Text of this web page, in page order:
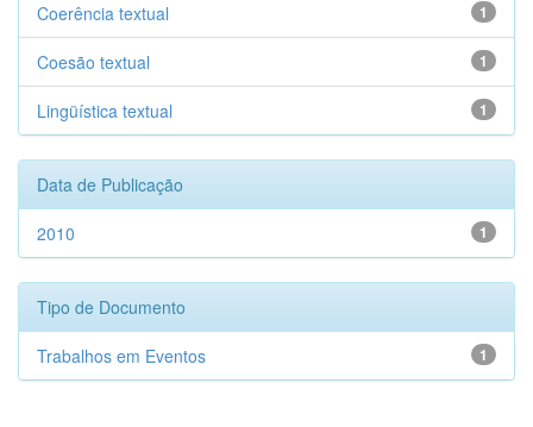
1
Coerência textual
1
Coesão textual
1
Lingüística textual
Data de Publicação
1
2010
Tipo de Documento
1
Trabalhos em Eventos